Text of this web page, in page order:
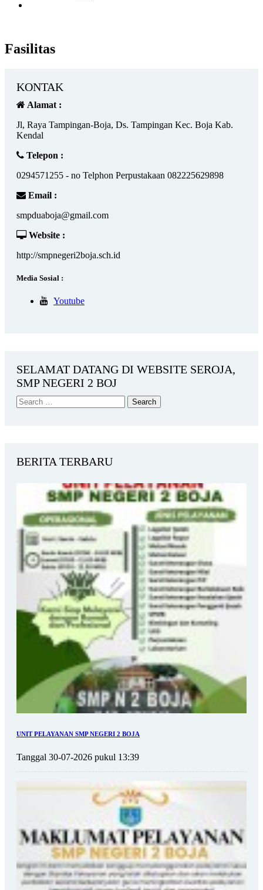
Fasilitas
KONTAK
Alamat :
Jl, Raya Tampingan-Boja, Ds. Tampingan Kec. Boja Kab.
Kendal
Telepon :
0294571255 - no Telphon Perpustakaan 082225629898
Email :
smpduaboja@gmail.com
Website :
http://smpnegeri2boja.sch.id
Media Sosial :
Youtube
SELAMAT DATANG DI WEBSITE SEROJA,
SMP NEGERI 2 BOJ
BERITA TERBARU
UNIT PELAYANAN SMP NEGERI 2 BOJA
Tanggal 30-07-2026 pukul 13:39